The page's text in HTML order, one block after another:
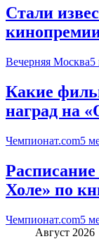
Стали
Вечерняя Москва5
Какие
наград на
Чемпионат.com5
Холе» по
Чемпионат.com5
Август 2026